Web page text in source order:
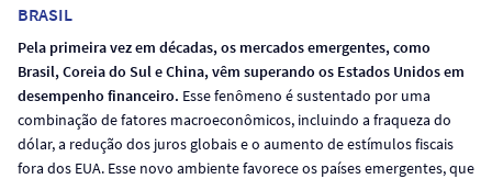
BRASIL
Pela primeira vez em décadas, os mercados emergentes, como
Brasil, Coreia do Sul e China, vêm superando os Estados Unidos em
desempenho financeiro. Esse fenômeno é sustentado por uma
combinação de fatores macroeconômicos, incluindo a fraqueza do
dólar, a redução dos juros globais e o aumento de estímulos fiscais
fora dos EUA. Esse novo ambiente favorece os países emergentes, que